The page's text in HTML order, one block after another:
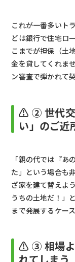
これが一番多いト
どは銀行で住宅ロ
こまでが担保（土
金を貸してくれま
ン審査で弾かれて
⚠️ ② 世代交
い」のご近
「親の代では『あ
た」という場合も
ざ家を建て替えよ
うちの土地だ！」
まで発展するケー
⚠️ ③ 相場よ